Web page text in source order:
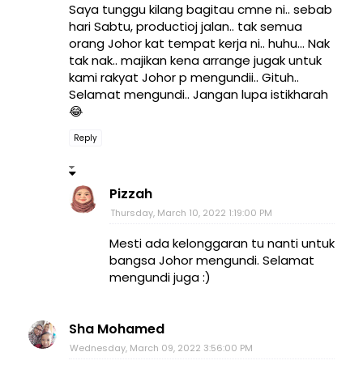
Saya tunggu kilang bagitau cmne ni.. sebab
hari Sabtu, productioj jalan.. tak semua
orang Johor kat tempat kerja ni.. huhu... Nak
tak nak.. majikan kena arrange jugak untuk
kami rakyat Johor p mengundii.. Gituh..
Selamat mengundi.. Jangan lupa istikharah
😂
Reply
Pizzah
Thursday, March 10, 2022 1:19:00 PM
Mesti ada kelonggaran tu nanti untuk
bangsa Johor mengundi. Selamat
mengundi juga :)
Sha Mohamed
Wednesday, March 09, 2022 3:56:00 PM